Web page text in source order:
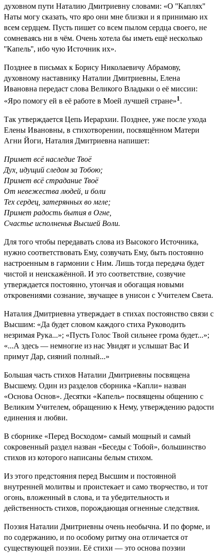
духовном пути Наталию Дмитриевну словами: «О ''Каплях''
Наты могу сказать, что яро они мне близки и я принимаю их
всем сердцем. Пусть пишет со всем пылом сердца своего, не
сомневаясь ни в чём. Очень хотела бы иметь ещё несколько
''Капель'', ибо чую Источник их».
Позднее в письмах к Борису Николаевичу Абрамову,
духовному наставнику Наталии Дмитриевны, Елена
Ивановна передаст слова Великого Владыки о её миссии:
«Яро помогу ей в её работе в Моей лучшей стране»1 .
Так утверждается Цепь Иерархии. Позднее, уже после ухода
Елены Ивановны, в стихотворении, посвящённом Матери
Агни Йоги, Наталия Дмитриевна напишет:
Примет всё наследие Твоё
Дух, идущий следом за Тобою;
Примет всё страдание Твоё
От невежества людей, и боли
Тех сердец, затерянных во мгле;
Примет радость бытия в Огне,
Счастье исполненья Высшей Воли.
Для того чтобы передавать слова из Высокого Источника,
нужно соответствовать Ему, созвучать Ему, быть постоянно
настроенным в гармонии с Ним. Лишь тогда передача будет
чистой и неискажённой. И это соответствие, созвучие
утверждается постоянно, утончая и обогащая новыми
откровениями сознание, звучащее в унисон с Учителем Света.
Наталия Дмитриевна утверждает в стихах постоянство связи с
Высшим: «Да будет словом каждого стиха Руководить
незримая Рука...»; «Пусть Голос Твой сильнее грома будет...»;
«...А здесь — немногие из нас Увидят и услышат Вас И
примут Дар, сияний полный...»
Большая часть стихов Наталии Дмитриевны посвящена
Высшему. Один из разделов сборника «Капли» назван
«Основа Основ». Десятки «Капель» посвящены общению с
Великим Учителем, обращению к Нему, утверждению радости
единения и любви.
В сборнике «Перед Восходом» самый мощный и самый
сокровенный раздел назван «Беседы с Тобой», большинство
стихов из которого написаны белым стихом.
Из этого предстояния перед Высшим и постоянной
внутренней молитвы и проистекает и само творчество, и тот
огонь, вложенный в слова, и та убедительность и
действенность стихов, порождающая огненные следствия.
Поэзия Наталии Дмитриевны очень необычна. И по форме, и
по содержанию, и по особому ритму она отличается от
существующей поэзии. Её стихи — это основа поэзии